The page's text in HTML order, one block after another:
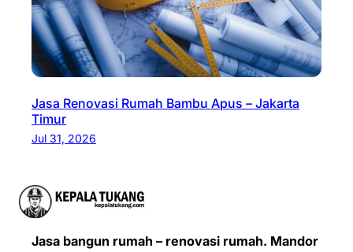
Jasa Renovasi Rumah Bambu Apus – Jakarta
Timur
Jul 31, 2026
Jasa bangun rumah – renovasi rumah. Mandor